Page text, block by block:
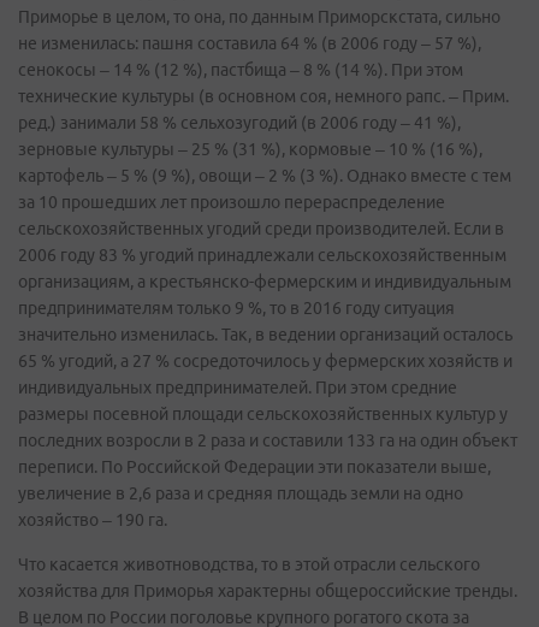
Приморье в целом, то она, по данным Приморскстата, сильно
не изменилась: пашня составила 64 % (в 2006 году – 57 %),
сенокосы – 14 % (12 %), пастбища – 8 % (14 %). При этом
технические культуры (в основном соя, немного рапс. – Прим.
ред.) занимали 58 % сельхозугодий (в 2006 году – 41 %),
зерновые культуры – 25 % (31 %), кормовые – 10 % (16 %),
картофель – 5 % (9 %), овощи – 2 % (3 %). Однако вместе с тем
за 10 прошедших лет произошло перераспределение
сельскохозяйственных угодий среди производителей. Если в
2006 году 83 % угодий принадлежали сельскохозяйственным
организациям, а крестьянско-фермерским и индивидуальным
предпринимателям только 9 %, то в 2016 году ситуация
значительно изменилась. Так, в ведении организаций осталось
65 % угодий, а 27 % сосредоточилось у фермерских хозяйств и
индивидуальных предпринимателей. При этом средние
размеры посевной площади сельскохозяйственных культур у
последних возросли в 2 раза и составили 133 га на один объект
переписи. По Российской Федерации эти показатели выше,
увеличение в 2,6 раза и средняя площадь земли на одно
хозяйство – 190 га.
Что касается животноводства, то в этой отрасли сельского
хозяйства для Приморья характерны общероссийские тренды.
В целом по России поголовье крупного рогатого скота за